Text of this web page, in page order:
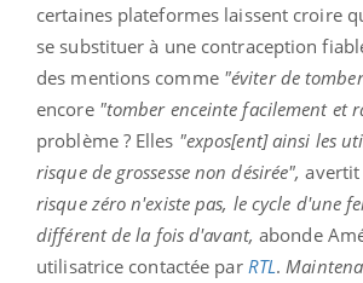
certaines plateformes laissent croire
se substituer à une contraception
des mentions comme "éviter de
encore"tomber enceinte facilement et
problème ? Elles "expos[ent] ainsi les
risque de grossesse non désirée",avertit
risque zéro n'existe pas, le cycle d'une
différent de la fois d'avant,abonde
utilisatrice contactée par RTL.